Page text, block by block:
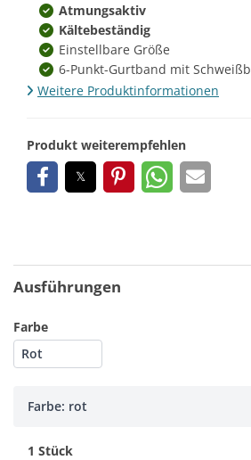
Atmungsaktiv
Kältebeständig
Einstellbare Größe
6-Punkt-Gurtband mit
Weitere Produktinformationen
Produkt weiterempfehlen
Ausführungen
Farbe
Rot
Farbe: rot
1 Stück